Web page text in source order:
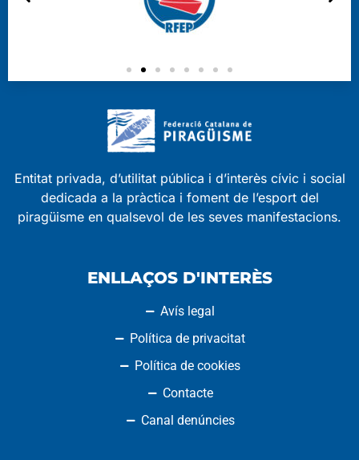
Entitat privada, d’utilitat pública i d’interès cívic i social
dedicada a la pràctica i foment de l’esport del
piragüisme en qualsevol de les seves manifestacions.
ENLLAÇOS D'INTERÈS
Avís legal
Política de privacitat
Política de cookies
Contacte
Canal denúncies